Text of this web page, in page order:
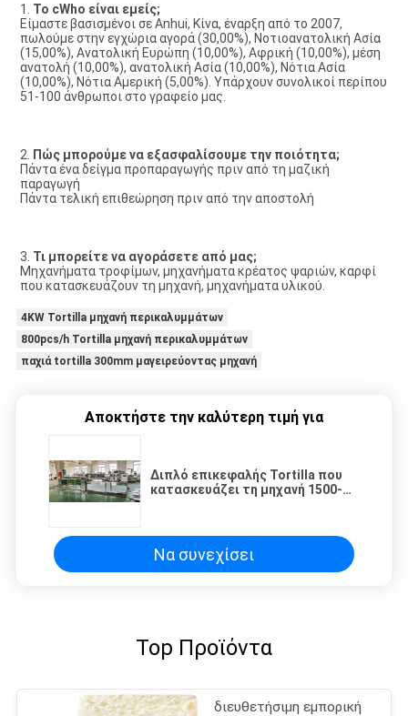
1. Το cWho είναι εμείς;
Είμαστε βασισμένοι σε Anhui, Κίνα, έναρξη από το 2007,
πωλούμε στην εγχώρια αγορά (30,00%), Νοτιοανατολική Ασία
(15,00%), Ανατολική Ευρώπη (10,00%), Αφρική (10,00%), μέση
ανατολή (10,00%), ανατολική Ασία (10,00%), Νότια Ασία
(10,00%), Νότια Αμερική (5,00%). Υπάρχουν συνολικοί περίπου
51-100 άνθρωποι στο γραφείο μας.
2. Πώς μπορούμε να εξασφαλίσουμε την ποιότητα;
Πάντα ένα δείγμα προπαραγωγής πριν από τη μαζική
παραγωγή
Πάντα τελική επιθεώρηση πριν από την αποστολή
3. Τι μπορείτε να αγοράσετε από μας;
Μηχανήματα τροφίμων, μηχανήματα κρέατος ψαριών, καρφί
που κατασκευάζουν τη μηχανή, μηχανήματα υλικού.
4KW Tortilla μηχανή περικαλυμμάτων
800pcs/h Tortilla μηχανή περικαλυμμάτων
παχιά tortilla 300mm μαγειρεύοντας μηχανή
Αποκτήστε την καλύτερη τιμή για
Διπλό επικεφαλής Tortilla που
κατασκευάζει τη μηχανή 1500-
Να συνεχίσει
Top Προϊόντα
διευθετήσιμη εμπορική